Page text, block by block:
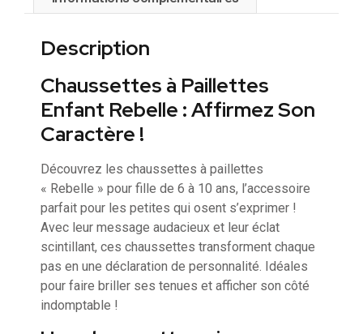
Description
Chaussettes à Paillettes
Enfant Rebelle : Affirmez Son
Caractère !
Découvrez les chaussettes à paillettes
« Rebelle » pour fille de 6 à 10 ans, l’accessoire
parfait pour les petites qui osent s’exprimer !
Avec leur message audacieux et leur éclat
scintillant, ces chaussettes transforment chaque
pas en une déclaration de personnalité. Idéales
pour faire briller ses tenues et afficher son côté
indomptable !